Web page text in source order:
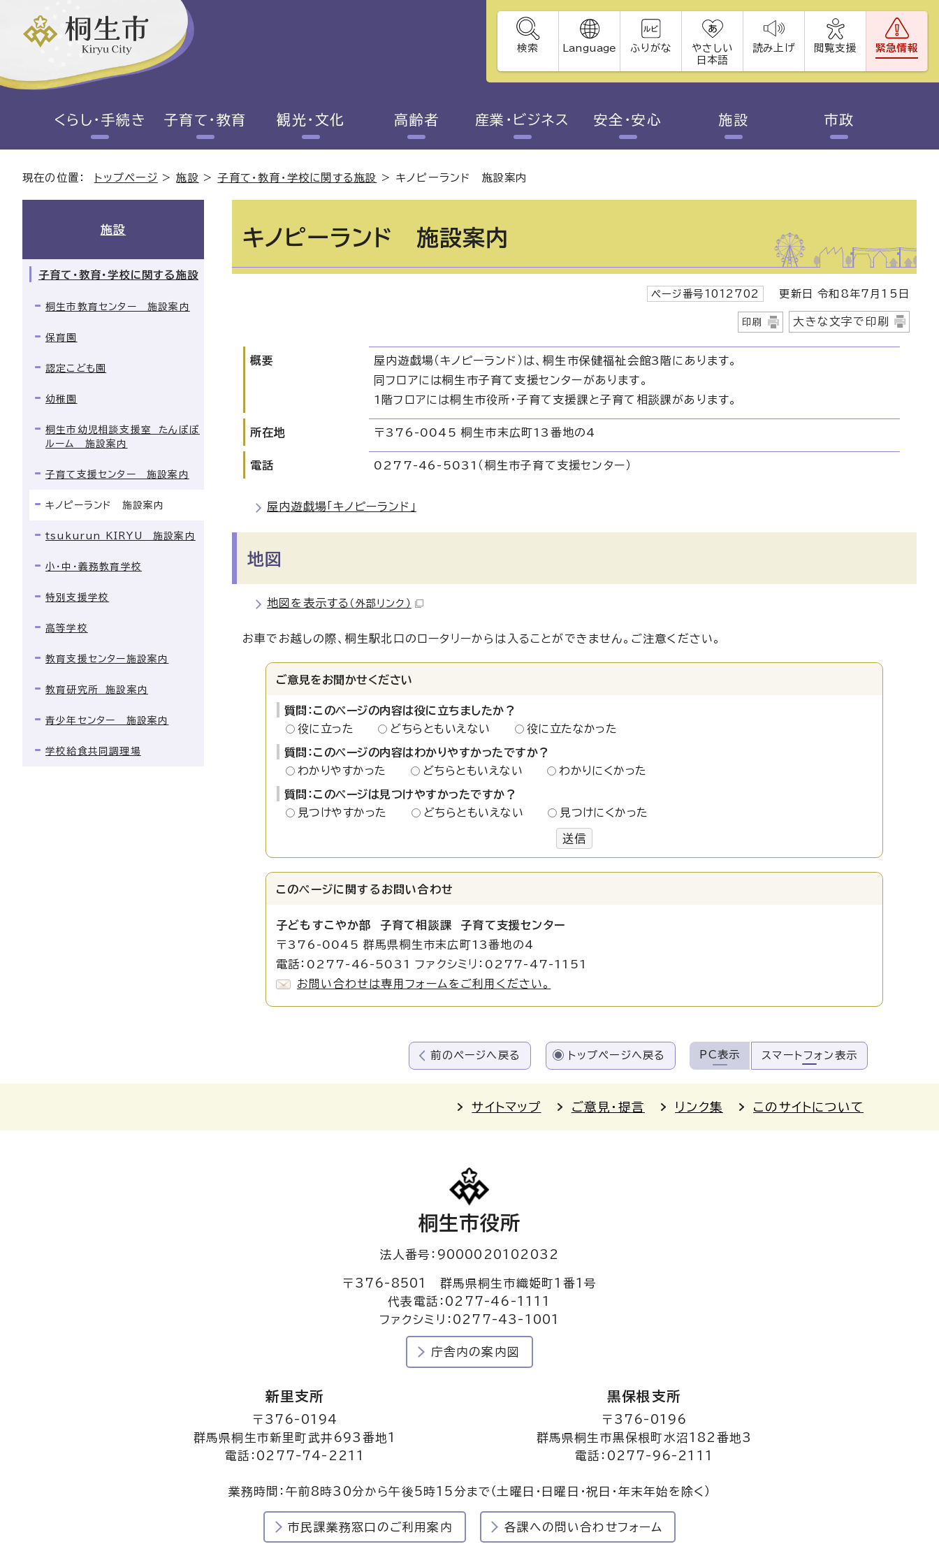
検索 Language ふりがな
やさしい
日本語
読み上げ 閲覧支援 緊急情報
くらし・手続き 子育て・教育 観光・文化 高齢者 産業・ビジネス 安全・安心 施設 市政
現在の位置： トップページ >施設 >子育て・教育・学校に関する施設 > キノピーランド 施設案内
キノピーランド 施設案内
ページ番号1012702 更新日 令和8年7月15日
印刷 大きな文字で印刷
概要
屋内遊戯場（キノピーランド）は、桐生市保健福祉会館3階にあります。
同フロアには桐生市子育て支援センターがあります。
1階フロアには桐生市役所・子育て支援課と子育て相談課があります。
所在地 〒376-0045 桐生市末広町13番地の4
電話 0277-46-5031（桐生市子育て支援センター）
屋内遊戯場「キノピーランド」
地図
地図を表示する （外部リンク）
お車でお越しの際、桐生駅北口のロータリーからは入ることができません。ご注意ください。
ご意見をお聞かせください
質問：このページの内容は役に立ちましたか？
役に立った
どちらともいえない 役に立たなかった
質問：このページの内容はわかりやすかったですか？
わかりやすかった
どちらともいえない わかりにくかった
質問：このページは見つけやすかったですか？
見つけやすかった
どちらともいえない 見つけにくかった
送信
このページに関する お問い合わせ
子どもすこやか部 子育て相談課 子育て支援センター
〒376-0045 群馬県桐生市末広町13番地の4
電話：0277-46-5031 ファクシミリ：0277-47-1151
お問い合わせは専用フォームをご利用ください。
施設
子育て・教育・学校に関する施設
桐生市教育センター 施設案内
保育園
認定こども園
幼稚園
桐生市幼児相談支援室 たんぽぽ
ルーム 施設案内
子育て支援センター 施設案内
キノピーランド 施設案内
tsukurun KIRYU 施設案内
小・中・義務教育学校
特別支援学校
高等学校
教育支援センター施設案内
教育研究所 施設案内
青少年センター 施設案内
学校給食共同調理場
前のページへ戻る トップページへ戻る PC表示 スマートフォン表示
サイトマップ ご意見・提言 リンク集 このサイトについて
桐生市役所
法人番号：9000020102032
〒376-8501 群馬県桐生市織姫町1番1号
代表電話：0277-46-1111
ファクシミリ：0277-43-1001
庁舎内の案内図
新里支所
〒376-0194
群馬県桐生市新里町武井693番地1
電話：0277-74-2211
黒保根支所
〒376-0196
群馬県桐生市黒保根町水沼182番地3
電話：0277-96-2111
業務時間：午前8時30分から午後5時15分まで（土曜日・日曜日・祝日・年末年始を除く）
市民課業務窓口のご利用案内 各課への問い合わせフォーム